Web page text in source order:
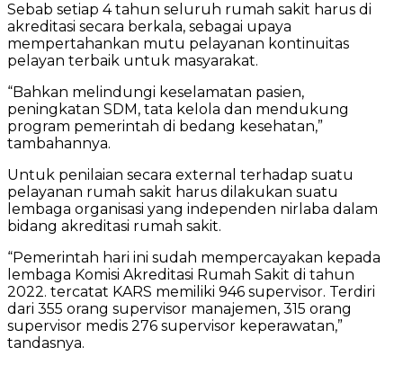
Sebab setiap 4 tahun seluruh rumah sakit harus di
akreditasi secara berkala, sebagai upaya
mempertahankan mutu pelayanan kontinuitas
pelayan terbaik untuk masyarakat.
“Bahkan melindungi keselamatan pasien,
peningkatan SDM, tata kelola dan mendukung
program pemerintah di bedang kesehatan,”
tambahannya.
Untuk penilaian secara external terhadap suatu
pelayanan rumah sakit harus dilakukan suatu
lembaga organisasi yang independen nirlaba dalam
bidang akreditasi rumah sakit.
“Pemerintah hari ini sudah mempercayakan kepada
lembaga Komisi Akreditasi Rumah Sakit di tahun
2022. tercatat KARS memiliki 946 supervisor. Terdiri
dari 355 orang supervisor manajemen, 315 orang
supervisor medis 276 supervisor keperawatan,”
tandasnya.